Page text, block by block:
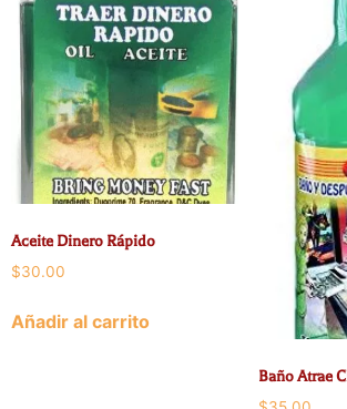
Aceite Dinero Rápido
$30.00
Añadir al carrito
Baño Atrae